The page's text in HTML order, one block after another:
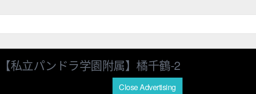
私立パンドラ学園附属】橘千鶴-2
Close Advertising